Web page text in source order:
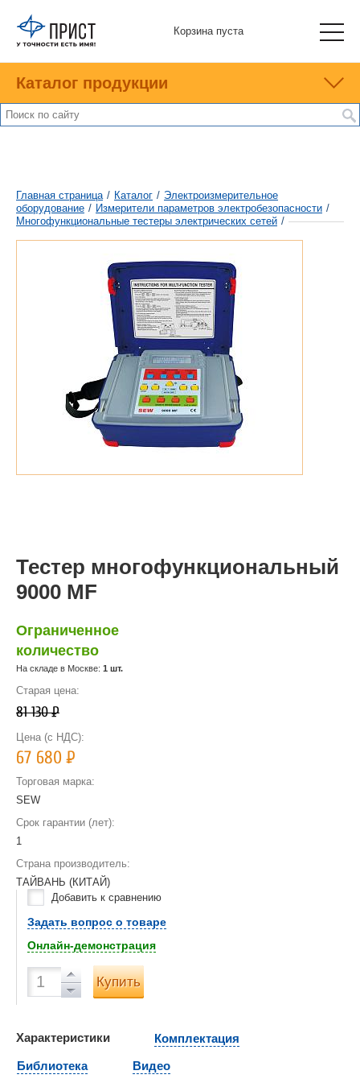
Корзина пуста
Каталог продукции
Главная страница / Каталог / Электроизмерительное
оборудование / Измерители параметров электробезопасности /
Многофункциональные тестеры электрических сетей /
Тестер многофункциональный
9000 MF
Ограниченное
количество
На складе в Москве: 1 шт.
Старая цена:
81 130Р
Цена (с НДС):
67 680Р
Торговая марка:
SEW
Срок гарантии (лет):
1
Страна производитель:
ТАЙВАНЬ (КИТАЙ)
Добавить к сравнению
Задать вопрос о товаре
Онлайн-демонстрация
Купить
Характеристики
Комплектация
Библиотека
Видео